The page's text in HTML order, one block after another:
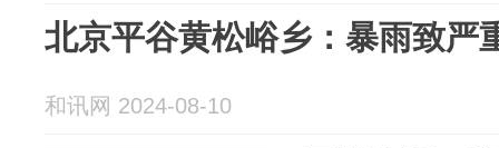
北京平谷黄松峪乡：暴雨致严
和讯网 2024-08-10